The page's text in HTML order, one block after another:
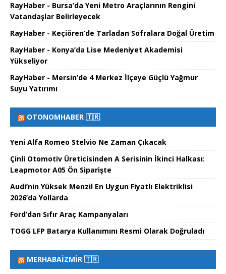
RayHaber - Bursa’da Yeni Metro Araçlarının Rengini
Vatandaşlar Belirleyecek
RayHaber - Keçiören’de Tarladan Sofralara Doğal Üretim
RayHaber - Konya’da Lise Medeniyet Akademisi
Yükseliyor
RayHaber - Mersin’de 4 Merkez İlçeye Güçlü Yağmur
Suyu Yatırımı
OTONOMHABER 🇹🇷
Yeni Alfa Romeo Stelvio Ne Zaman Çıkacak
Çinli Otomotiv Üreticisinden A Serisinin İkinci Halkası:
Leapmotor A05 Ön Siparişte
Audi’nin Yüksek Menzil En Uygun Fiyatlı Elektriklisi
2026’da Yollarda
Ford’dan Sıfır Araç Kampanyaları
TOGG LFP Batarya Kullanımını Resmi Olarak Doğruladı
MERHABAİZMIR 🇹🇷